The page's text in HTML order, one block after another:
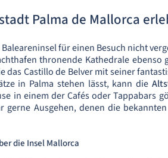
Palma de Mallorca
für einen Besuch nicht
thronende Kathedrale ebenso
das Castillo de Belver mit seiner
in Palma stehen lässt, kann die
in einem der Cafés oder Tappabars
Ausgehen, denen die
die Insel Mallorca